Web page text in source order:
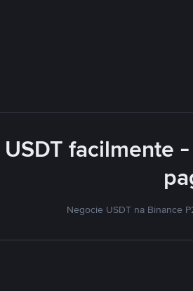
facilmente
Negocie USDT na Binance